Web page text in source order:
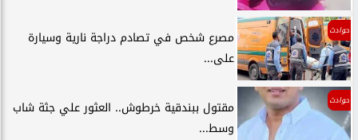
حوادث
مصرع شخص في تصادم دراجة نارية وسيارة
على...
حوادث
مقتول ببندقية خرطوش.. العثور علي جثة شاب
وسط...